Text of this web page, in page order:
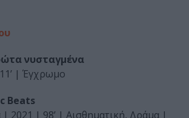
νυσταγμένα
| Έγχρωμο
Beats
| 2021 | 98’ | Αισθηματική, Δράμα |